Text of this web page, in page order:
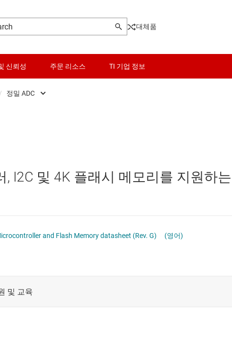
대체품
신뢰성 주문 리소스 TI 기업 정보
인터페이스
터(DAC)
(ADC)
/ 정밀 ADC
I2C 및 4K 플래시 메모리를 지원하는
and Flash Memory datasheet (Rev. G) (영어)